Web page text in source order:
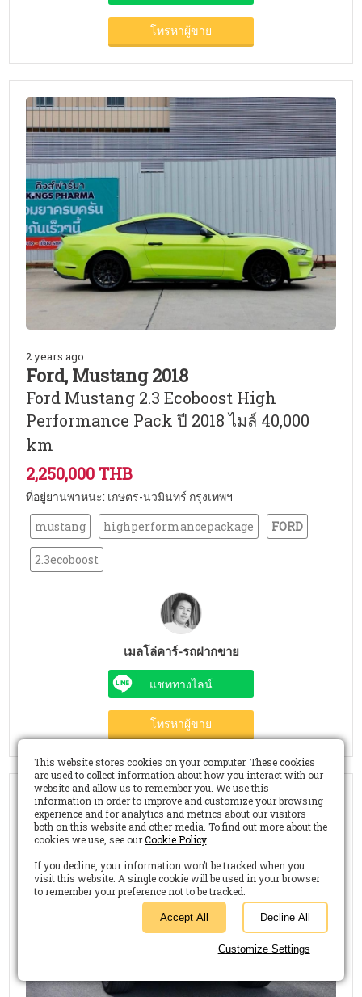
โทรหาผู้ขาย
2 years ago
Ford, Mustang 2018
Ford Mustang 2.3 Ecoboost High
Performance Pack ปี 2018 ไมล์ 40,000
km
2,250,000 THB
ที่อยู่ยานพาหนะ: เกษตร-นวมินทร์ กรุงเทพฯ
mustang
highperformancepackage FORD
2.3ecoboost
เมลโล่คาร์-รถฝากขาย
แชททางไลน์
โทรหาผู้ขาย
This website stores cookies on your computer. These cookies
are used to collect information about how you interact with our
website and allow us to remember you. We use this
information in order to improve and customize your browsing
experience and for analytics and metrics about our visitors
both on this website and other media. To find out more about the
cookies we use, see ourCookie Policy.
If you decline, your information won’t be tracked when you
visit this website. A single cookie will be used in your browser
to remember your preference not to be tracked.